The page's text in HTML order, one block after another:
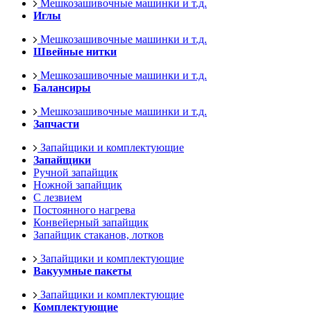
Мешкозашивочные машинки и т.д.
Иглы
Мешкозашивочные машинки и т.д.
Швейные нитки
Мешкозашивочные машинки и т.д.
Балансиры
Мешкозашивочные машинки и т.д.
Запчасти
Запайщики и комплектующие
Запайщики
Ручной запайщик
Ножной запайщик
С лезвием
Постоянного нагрева
Конвейерный запайщик
Запайщик стаканов, лотков
Запайщики и комплектующие
Вакуумные пакеты
Запайщики и комплектующие
Комплектующие